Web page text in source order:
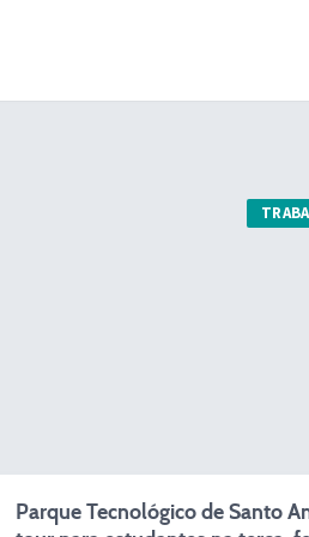
Tecnológico de Santo André terá